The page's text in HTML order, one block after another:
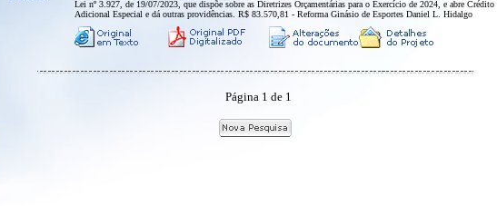
Lei nº 3.927, de 19/07/2023, que dispõe sobre as Diretrizes Orçamentárias para o Exercício de 2024, e abre Crédito
Adicional Especial e dá outras providências. R$ 83.570,81 - Reforma Ginásio de Esportes Daniel L. Hidalgo
Página 1 de 1